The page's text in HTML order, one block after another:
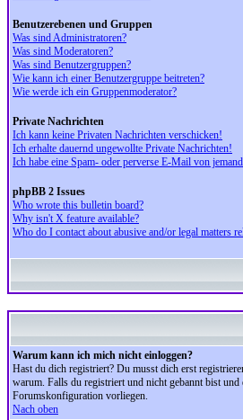
Benutzerebenen und Gruppen
Was sind Administratoren?
Was sind Moderatoren?
Was sind Benutzergruppen?
Wie kann ich einer Benutzergruppe beitreten?
Wie werde ich ein Gruppenmoderator?
Private Nachrichten
Ich kann keine Privaten Nachrichten verschicken!
Ich erhalte dauernd ungewollte Private Nachrichten!
Ich habe eine Spam- oder perverse E-Mail von
phpBB 2 Issues
Who wrote this bulletin board?
Why isn't X feature available?
Who do I contact about abusive and/or legal matters
Warum kann ich mich nicht einloggen?
Hast du dich registriert? Du musst dich erst
warum. Falls du registriert und nicht gebannt bist
Forumskonfiguration vorliegen.
Nach oben